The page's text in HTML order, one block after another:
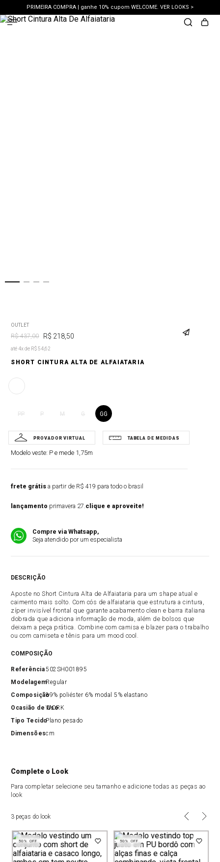
PRIMEIRA COMPRA | ganhe 10% cupom WELCOME. VER LOOKS >
PIX | 5% off no pix à vista. APROVEITAR >
OUTLET
R$ 437,00 R$ 218 50
até 4x de R$ 54,62
SHORT CINTURA ALTA DE ALFAIATARIA
PP P M G GG
Modelo veste: P e mede 1,75m
frete grátis a partir de R$ 419 para todo o brasil
lançamento primavera 27.clique e aproveite!
Compre via Whatsapp,
Seja atendido por um especialista
DESCRIÇÃO
Aposte no Short Cintura Alta de Alfaiataria para um shape atual e
caimento mais solto. Com cós de alfaiataria que estrutura a cintura,
zíper invisível frontal que garante acabamento clean e barra italiana
dobrada que adiciona informação de moda, além de bolsos que
deixam a peça prática. Combine com camisa e blazer para o trabalho
ou com camiseta e tênis para um mood cool.
COMPOSIÇÃO
Referência502SH001895
ModelagemRegular
Composição89% poliéster 6% modal 5% elastano
Ocasião de Uso
WORK
Tipo TecidoPlano pesado
Dimensõescm
Complete o Look
Para completar selecione seu tamanho e adicione todas as peças ao
look
3 peças do look
50% OFF 50% OFF